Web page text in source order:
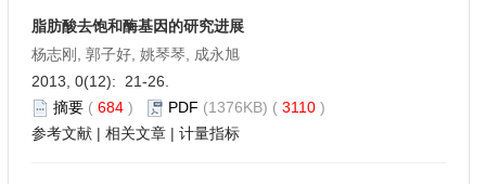
脂肪酸去饱和酶基因的研究进展
杨志刚, 郭子好, 姚琴琴, 成永旭
2013, 0(12): 21-26.
摘要 ( 684 ) PDF (1376KB) ( 3110 )
参考文献 | 相关文章 | 计量指标